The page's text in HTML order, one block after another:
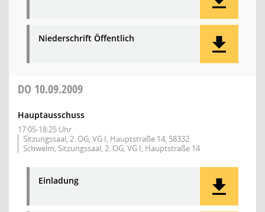
Niederschrift Öffentlich
DO 10.09.2009
Hauptausschuss
17:05-18:25 Uhr
Sitzungssaal, 2. OG, VG I, Hauptstraße 14, 58332
Schwelm, Sitzungssaal, 2. OG, VG I, Hauptstraße 14
Einladung